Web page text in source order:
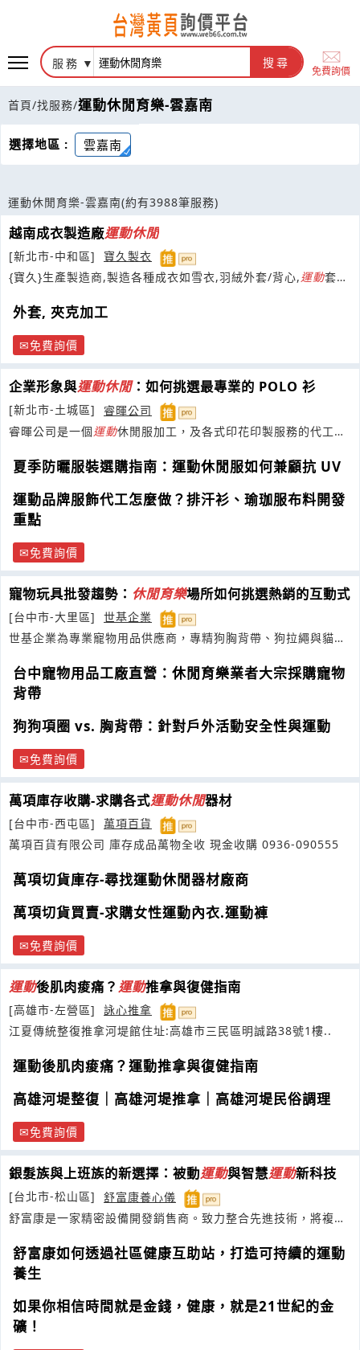
服務 搜尋
免費詢價
首頁/找服務/運動休閒育樂-雲嘉南
選擇地區 : 雲嘉南
運動休閒育樂-雲嘉南(約有3988筆服務)
越南成衣製造廠運動休閒
[新北市-中和區]
寶久製衣
{寶久}生產製造商,製造各種成衣如雪衣,羽絨外套/背心,運動套
外套, 夾克加工
免費詢價
企業形象與運動休閒：如何挑選最專業的 POLO 衫
[新北市-土城區]
睿暉公司
睿暉公司是一個運動休閒服加工，及各式印花印製服務的代工廠
夏季防曬服裝選購指南：運動休閒服如何兼顧抗 UV
運動品牌服飾代工怎麼做？排汗衫、瑜珈服布料開發
重點
免費詢價
寵物玩具批發趨勢： 休閒育樂場所如何挑選熱銷的互動式
[台中市-大里區]
世基企業
世基企業為專業寵物用品供應商，專精狗胸背帶、狗拉繩與貓頸
台中寵物用品工廠直營：休閒育樂業者大宗採購寵物
背帶
狗狗項圈 vs. 胸背帶：針對戶外活動安全性與運動
免費詢價
萬項庫存收購-求購各式運動休閒器材
[台中市-西屯區]
萬項百貨
萬項百貨有限公司 庫存成品萬物全收 現金收購 0936-090555
萬項切貨庫存-尋找運動休閒器材廠商
萬項切貨買賣-求購女性運動內衣.運動褲
免費詢價
運動後肌肉痠痛？運動推拿與復健指南
[高雄市-左營區]
詠心推拿
江夏傳統整復推拿河堤館住址:高雄市三民區明誠路38號1樓..
運動後肌肉痠痛？運動推拿與復健指南
高雄河堤整復｜高雄河堤推拿｜高雄河堤民俗調理
免費詢價
銀髮族與上班族的新選擇：被動運動與智慧運動新科技
[台北市-松山區]
舒富康養心儀
舒富康是一家精密設備開發銷售商。致力整合先進技術，將複雜
舒富康如何透過社區健康互助站，打造可持續的運動
養生
如果你相信時間就是金錢，健康，就是21世紀的金
礦！